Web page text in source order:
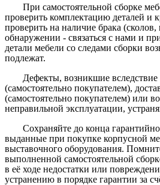
При самостоятельной сборке
проверить комплектацию деталей и
проверить на наличие брака
обнаружении - связаться с нами и
детали мебели со следами сборки
подлежат.
Дефекты, возникшие
(самостоятельно покупателем),
(самостоятельно покупателем) или
неправильной эксплуатации,
Сохраняйте до конца
выданные при покупке корпусной
выставочного оборудования.
выполненной самостоятельной
в её ходе недостатки или
устранению в порядке гарантии за